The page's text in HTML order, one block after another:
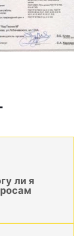
ли я